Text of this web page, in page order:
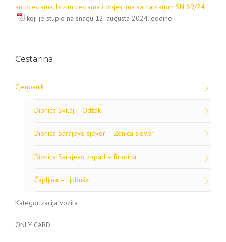
autocestama, brzim cestama i objektima sa naplatom SN 69/24
koji je stupio na snagu 12. augusta 2024. godine
Cestarina
Cjenovnik
Dionica Svilaj – Odžak
Dionica Sarajevo sjever – Zenica sjever
Dionica Sarajevo zapad – Bradina
Čapljina – Ljubuški
Kategorizacija vozila
ONLY CARD